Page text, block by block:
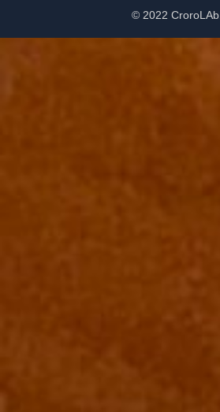
© 2022 CroroLAb.